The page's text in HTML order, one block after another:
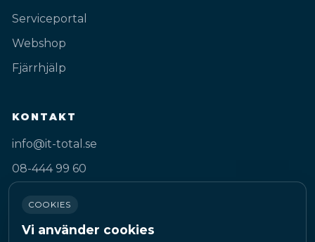
Serviceportal
Webshop
Fjärrhjälp
KONTAKT
info@it-total.se
08-444 99 60
169 74 Solna
COOKIES
Vi använder cookies